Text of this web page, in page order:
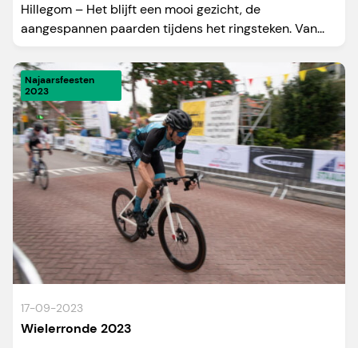
Hillegom – Het blijft een mooi gezicht, de
aangespannen paarden tijdens het ringsteken. Van...
Najaarsfeesten
2023
17-09-2023
Wielerronde 2023